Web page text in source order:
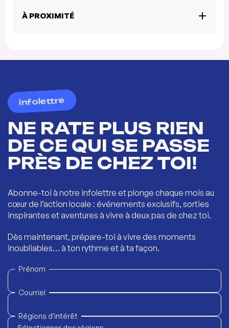
À PROXIMITÉ
infolettre
NE RATE PLUS RIEN
DE CE QUI SE PASSE
PRÈS DE CHEZ TOI!
Abonne-toi à notre infolettre et plonge chaque mois au
cœur de l’action locale : événements exclusifs, sorties
inspirantes et aventures à vivre à deux pas de chez toi.
Dès maintenant, prépare-toi à vivre des moments
inoubliables… à ton rythme et à ta façon.
Prénom
Courriel
Régions d'intérêt